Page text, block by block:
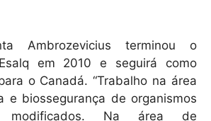
Ambrozevicius terminou o
em 2010 e seguirá como
o Canadá. “Trabalho na área
e biossegurança de organismos
modificados. Na área de